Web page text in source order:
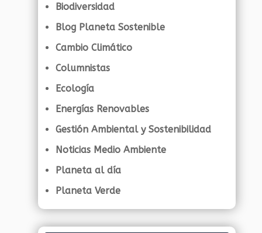
Biodiversidad
Blog Planeta Sostenible
Cambio Climático
Columnistas
Ecología
Energías Renovables
Gestión Ambiental y Sostenibilidad
Noticias Medio Ambiente
Planeta al día
Planeta Verde